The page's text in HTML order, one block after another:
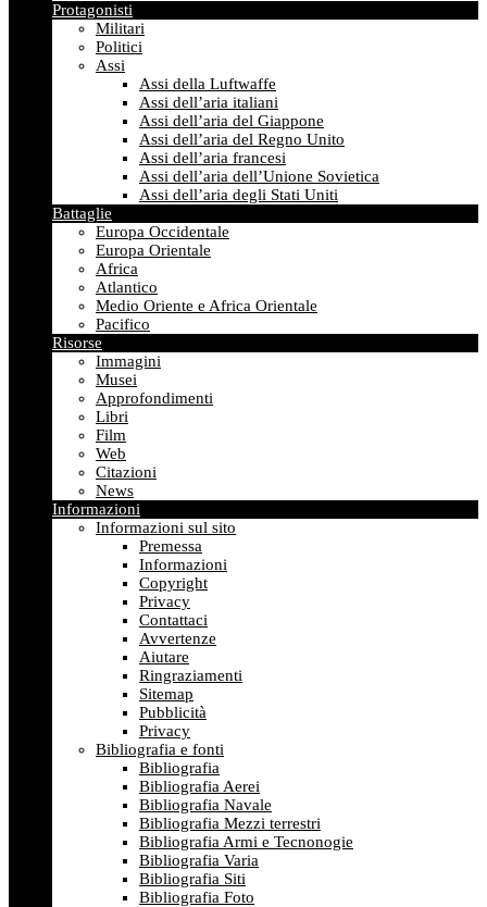
Protagonisti
Militari
Politici
Assi
Assi della Luftwaffe
Assi dell’aria italiani
Assi dell’aria del Giappone
Assi dell’aria del Regno Unito
Assi dell’aria francesi
Assi dell’aria dell’Unione Sovietica
Assi dell’aria degli Stati Uniti
Battaglie
Europa Occidentale
Europa Orientale
Africa
Atlantico
Medio Oriente e Africa Orientale
Pacifico
Risorse
Immagini
Musei
Approfondimenti
Libri
Film
Web
Citazioni
News
Informazioni
Informazioni sul sito
Premessa
Informazioni
Copyright
Privacy
Contattaci
Avvertenze
Aiutare
Ringraziamenti
Sitemap
Pubblicità
Privacy
Bibliografia e fonti
Bibliografia
Bibliografia Aerei
Bibliografia Navale
Bibliografia Mezzi terrestri
Bibliografia Armi e Tecnonogie
Bibliografia Varia
Bibliografia Siti
Bibliografia Foto